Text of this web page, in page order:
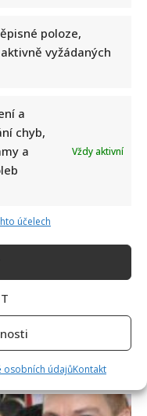
poloze,
vyžádaných
a
chyb,
a
Vždy aktivní
účelech
osobních údajůKontakt
Kytaristu Tří sester
se na Babiše
kde se koupe